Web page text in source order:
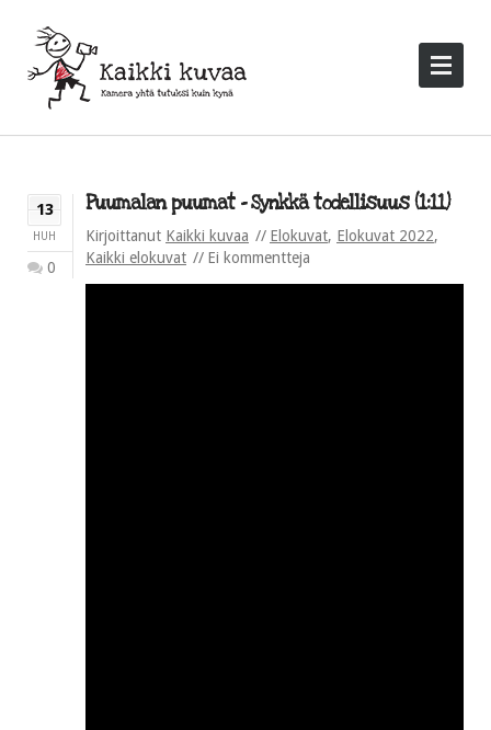
13
HUH
0
Puumalan puumat – Synkkä todellisuus (1:11)
Kirjoittanut Kaikki kuvaa Elokuvat, Elokuvat 2022,
Kaikki elokuvat
Ei kommentteja